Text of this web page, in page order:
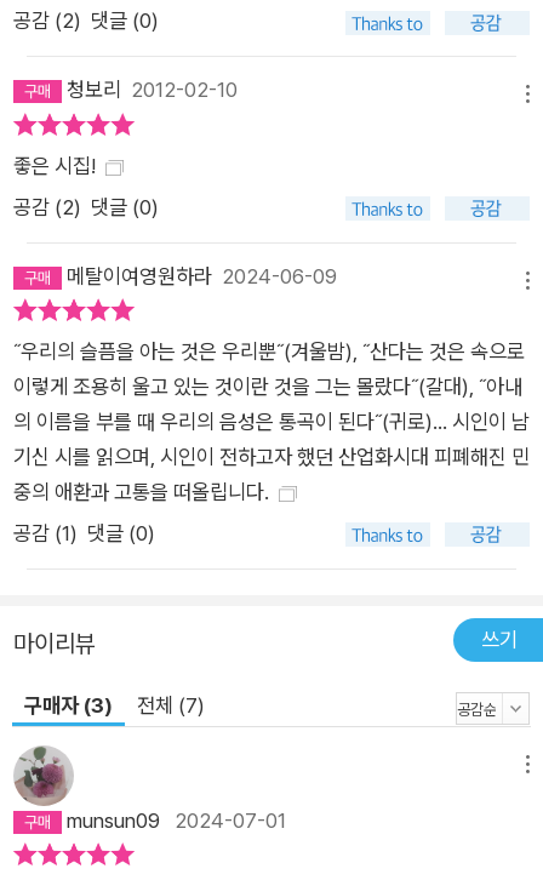
공감 (2) 댓글 (0)
청보리 2012-02-10
좋은 시집!
공감 (2) 댓글 (0)
메탈이여영원하라 2024-06-09
˝우리의 슬픔을 아는 것은 우리뿐˝(겨울밤), ˝산다는 것은 속으로
이렇게 조용히 울고 있는 것이란 것을 그는 몰랐다˝(갈대), ˝아내
의 이름을 부를 때 우리의 음성은 통곡이 된다˝(귀로)... 시인이 남
기신 시를 읽으며, 시인이 전하고자 했던 산업화시대 피폐해진 민
중의 애환과 고통을 떠올립니다.
공감 (1) 댓글 (0)
마이리뷰 쓰기
구매자 (3) 전체 (7)
munsun09 2024-07-01